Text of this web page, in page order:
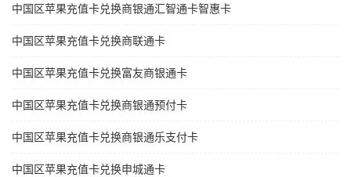
中国区苹果充值卡兑换商银通汇智通卡智惠卡
中国区苹果充值卡兑换商联通卡
中国区苹果充值卡兑换富友商银通卡
中国区苹果充值卡兑换商银通预付卡
中国区苹果充值卡兑换商银通乐支付卡
中国区苹果充值卡兑换申城通卡